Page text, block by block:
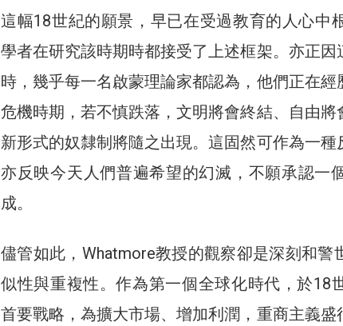
這幅18世紀的願景，早已在受過教育的人心中
學者在研究該時期時都接受了上述框架。亦正
時，幾乎每一名啟蒙理論家都認為，他們正在
危機時期，若不慎跌落，文明將會終結、自由將
新形式的奴隸制將隨之出現。這固然可作為一
亦反映今天人們普遍希望的幻滅，不願承認一
成。
儘管如此，Whatmore教授的觀察卻是深刻和警
似性與重複性。作為第一個全球化時代，於18
首要戰略，為擴大市場、增加利潤，重商主義